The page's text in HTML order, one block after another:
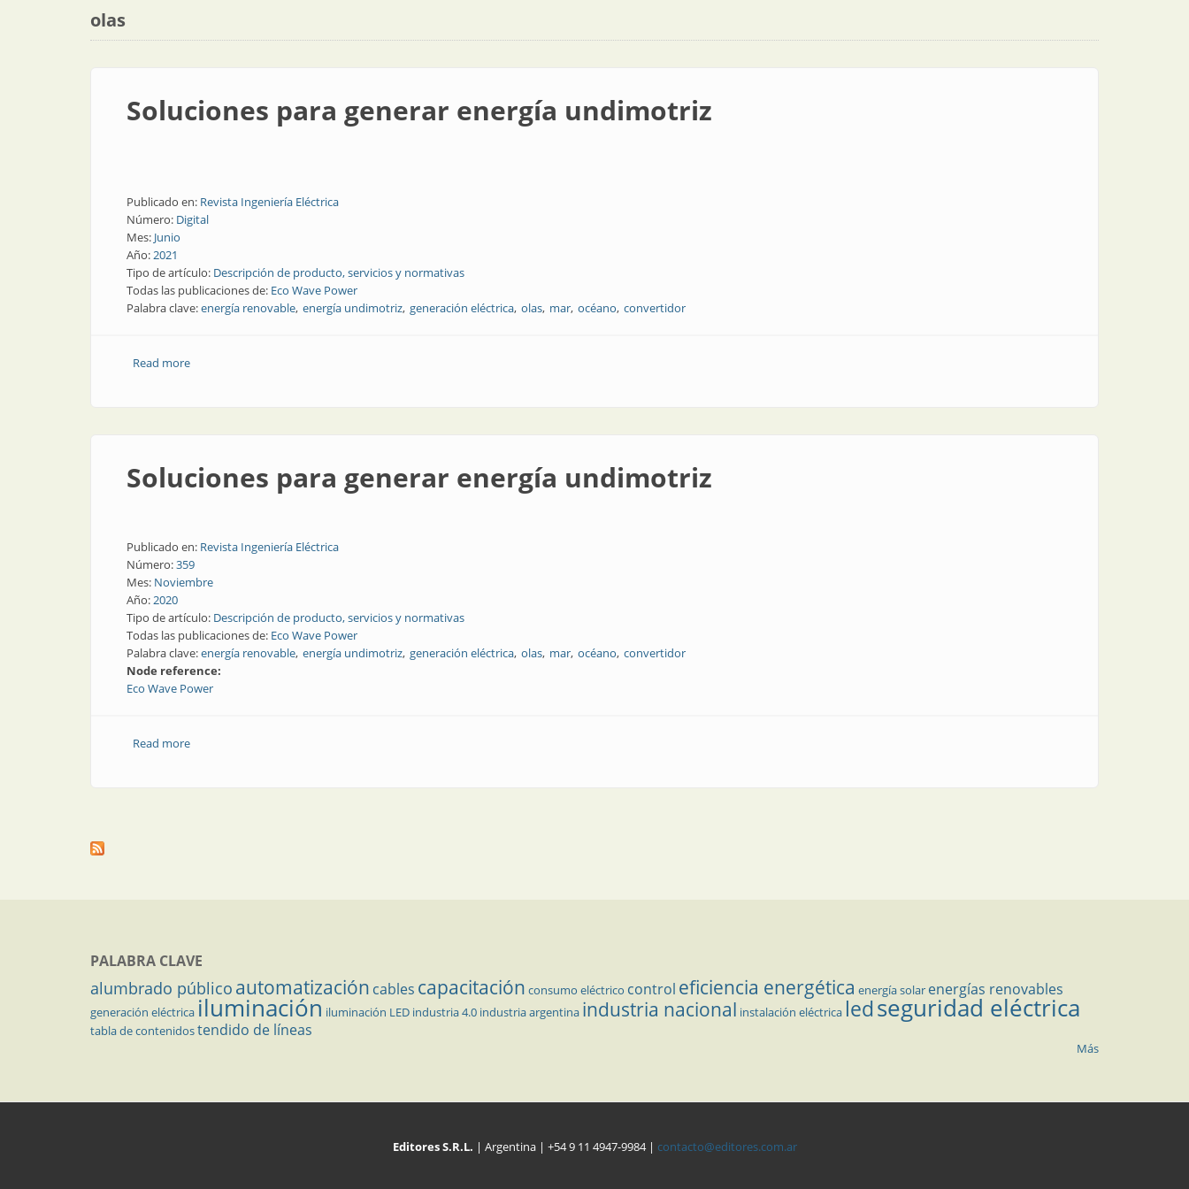
olas
Soluciones para generar energía undimotriz
Publicado en: Revista Ingeniería Eléctrica
Número: Digital
Mes: Junio
Año:2021
Tipo de artículo: Descripción de producto, servicios y normativas
Todas las publicaciones de: Eco Wave Power
Palabra clave:energía renovable energía undimotriz generación eléctrica olas mar océano convertidor
Read moreabout Soluciones para generar energía undimotriz
Soluciones para generar energía undimotriz
Publicado en: Revista Ingeniería Eléctrica
Número:359
Mes: Noviembre
Año:2020
Tipo de artículo: Descripción de producto, servicios y normativas
Todas las publicaciones de: Eco Wave Power
Palabra clave:energía renovable energía undimotriz generación eléctrica olas mar océano convertidor
Node reference:
Eco Wave Power
Read moreabout Soluciones para generar energía undimotriz
PALABRA CLAVE
alumbrado público automatización cables capacitación consumo eléctrico control eficiencia energética energía solar energías renovables
generación eléctrica iluminación iluminación LED industria 4.0 industria argentina industria nacional instalación eléctrica ledseguridad eléctrica
tabla de contenidostendido de líneas
Más
Editores S.R.L. | Argentina | +54 9 11 4947-9984 | contacto@editores.com.ar